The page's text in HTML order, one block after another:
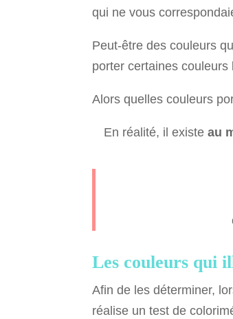
qui ne vous
Peut-être des couleurs
porter certaines couleurs
Alors quelles couleurs
En réalité, il existeau
Les couleurs qui
Afin de les déterminer,
réalise un test de